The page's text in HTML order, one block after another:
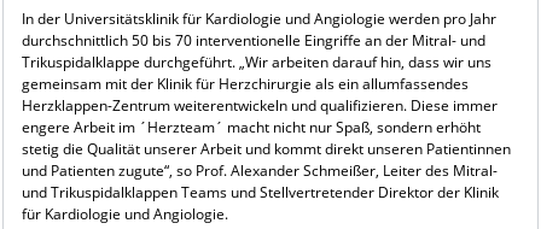
In der Universitätsklinik für Kardiologie und Angiologie werden pro Jahr
durchschnittlich 50 bis 70 interventionelle Eingriffe an der Mitral- und
Trikuspidalklappe durchgeführt. „Wir arbeiten darauf hin, dass wir uns
gemeinsam mit der Klinik für Herzchirurgie als ein allumfassendes
Herzklappen-Zentrum weiterentwickeln und qualifizieren. Diese immer
engere Arbeit im ´Herzteam´ macht nicht nur Spaß, sondern erhöht
stetig die Qualität unserer Arbeit und kommt direkt unseren Patientinnen
und Patienten zugute“, so Prof. Alexander Schmeißer, Leiter des Mitral-
und Trikuspidalklappen Teams und Stellvertretender Direktor der Klinik
für Kardiologie und Angiologie.